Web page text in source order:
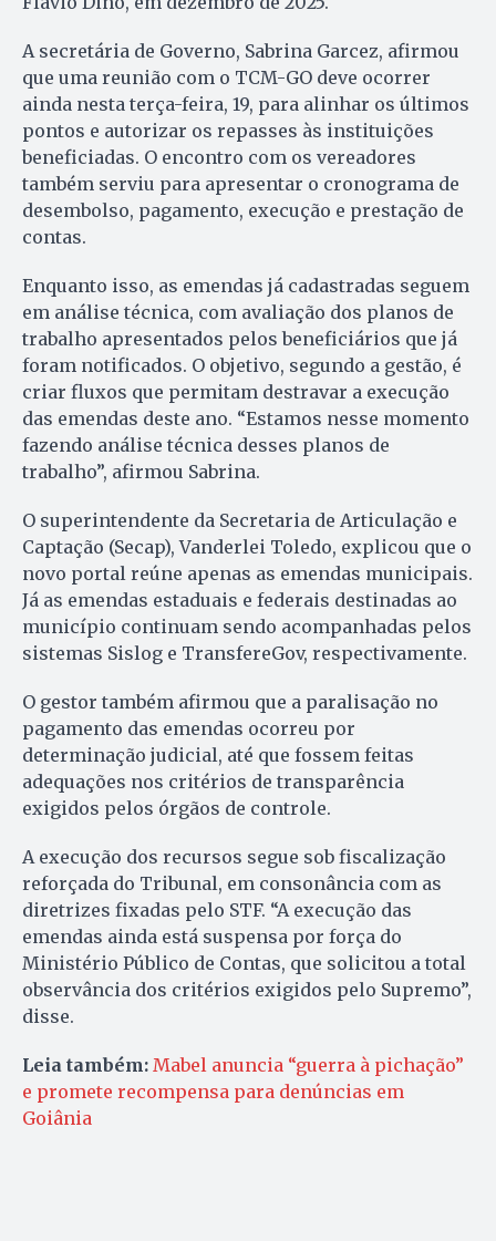
A secretária de Governo, Sabrina Garcez, afirmou
que uma reunião com o TCM-GO deve ocorrer
ainda nesta terça-feira, 19, para alinhar os últimos
pontos e autorizar os repasses às instituições
beneficiadas. O encontro com os vereadores
também serviu para apresentar o cronograma de
desembolso, pagamento, execução e prestação de
contas.
Enquanto isso, as emendas já cadastradas seguem
em análise técnica, com avaliação dos planos de
trabalho apresentados pelos beneficiários que já
foram notificados. O objetivo, segundo a gestão, é
criar fluxos que permitam destravar a execução
das emendas deste ano. “Estamos nesse momento
fazendo análise técnica desses planos de
trabalho”, afirmou Sabrina.
O superintendente da Secretaria de Articulação e
Captação (Secap), Vanderlei Toledo, explicou que o
novo portal reúne apenas as emendas municipais.
Já as emendas estaduais e federais destinadas ao
município continuam sendo acompanhadas pelos
sistemas Sislog e TransfereGov, respectivamente.
O gestor também afirmou que a paralisação no
pagamento das emendas ocorreu por
determinação judicial, até que fossem feitas
adequações nos critérios de transparência
exigidos pelos órgãos de controle.
A execução dos recursos segue sob fiscalização
reforçada do Tribunal, em consonância com as
diretrizes fixadas pelo STF. “A execução das
emendas ainda está suspensa por força do
Ministério Público de Contas, que solicitou a total
observância dos critérios exigidos pelo Supremo”,
disse.
Leia também: Mabel anuncia “guerra à pichação”
e promete recompensa para denúncias em
Goiânia